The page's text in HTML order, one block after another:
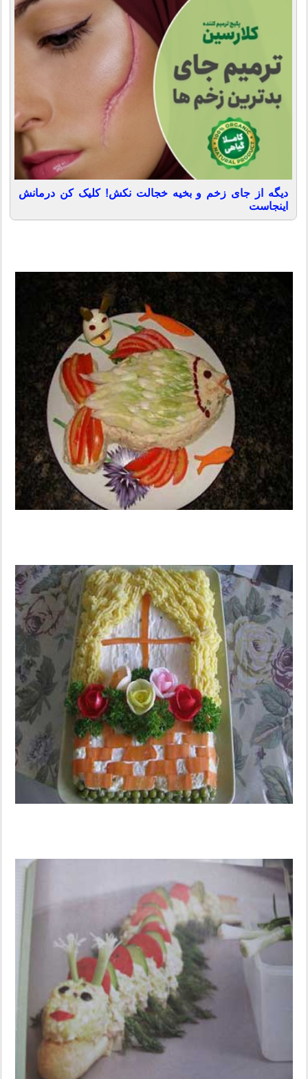
دیگه از جای زخم و بخیه خجالت نکش! کلیک کن درمانش
اینجاست